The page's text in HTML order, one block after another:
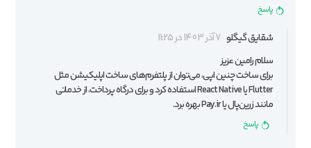
پاسخ
شقایق گیگلو 7 آذر 1403 در 11:25
سلام رامین عزیز
برای ساخت چنین اپی، می‌توان از پلتفرم‌های ساخت اپلیکیشن مثل
Flutter یا React Native استفاده کرد و برای درگاه پرداخت، از خدماتی
مانند زرین‌پال یا Pay.ir بهره برد.
پاسخ